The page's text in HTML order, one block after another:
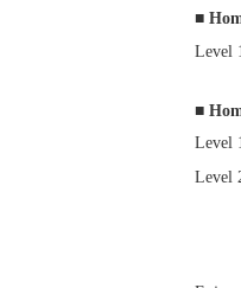
■
Level
■
Level
Level